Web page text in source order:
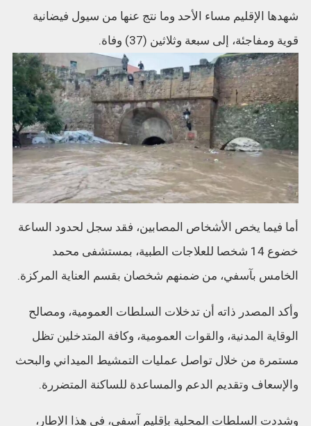
شهدها الإقليم مساء الأحد وما نتج عنها من سيول فيضانية
قوية ومفاجئة، إلى سبعة وثلاثين (37) وفاة.
أما فيما يخص الأشخاص المصابين، فقد سجل لحدود الساعة
خضوع 14 شخصا للعلاجات الطبية، بمستشفى محمد
الخامس بآسفي، من ضمنهم شخصان بقسم العناية المركزة.
وأكد المصدر ذاته أن تدخلات السلطات العمومية، ومصالح
الوقاية المدنية، والقوات العمومية، وكافة المتدخلين تظل
مستمرة من خلال تواصل عمليات التمشيط الميداني والبحث
والإسعاف وتقديم الدعم والمساعدة للساكنة المتضررة.
وشددت السلطات المحلية بإقليم آسفي، في هذا الإطار،